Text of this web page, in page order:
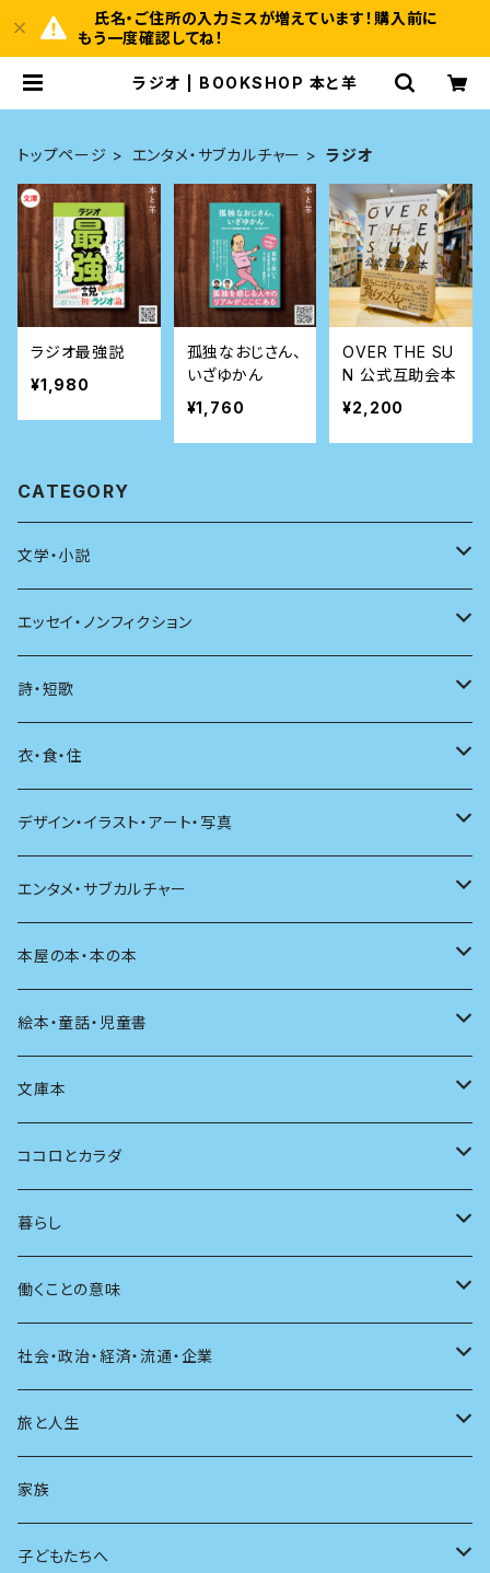
氏名・ご住所の入力ミスが増えています！購入前に
もう一度確認してね！
ラジオ | BOOKSHOP 本と羊
トップページ エンタメ・サブカルチャー ラジオ
ラジオ最強説
¥1,980
孤独なおじさん、
いざゆかん
¥1,760
OVER THE SU
N 公式互助会本
¥2,200
CATEGORY
文学・小説
日本
海外
日本語
文学理論
評論
文章術
エッセイ・ノンフィクション
エッセイ
日記
ノンフィクション
その他
評論
言葉
言語
批評
アンソロジー
自伝・伝記
詩・短歌
詩
短歌
その他
衣・食・住
着る
食べる
料理
発酵・麹
住う
その他
デザイン・イラスト・アート・写真
デザイン
イラスト
アート
写真
その他
インテリア
ファッション
建築
スポーツ
AIと社会
広告
エンタメ・サブカルチャー
映画
音楽
マンガ
テレビ
ラジオ
マガジン
その他
アニメ
日本の芸能
本屋の本・本の本
本屋さんの本
本の本
読書
絵本・童話・児童書
小さいお子さん向け
自分で読めるようになったら
大人も楽しい絵本
海外絵本
童話
その他
文庫本
男性作家
女性作家
その他
ココロとカラダ
フェミニズム
カウンセリング
人間関係
健康
暮らし
料理
育児
日常生活
学ぶ楽しみ
働くことの意味
仕事のヒント
社会・政治・経済・流通・企業
過去
現在
未来
旅と人生
旅
人生
家族
子どもたちへ